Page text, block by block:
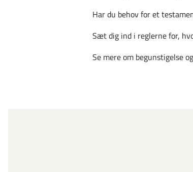
Har du behov for et
Sæt dig ind i reglerne for,
Se mere om begunstigelse